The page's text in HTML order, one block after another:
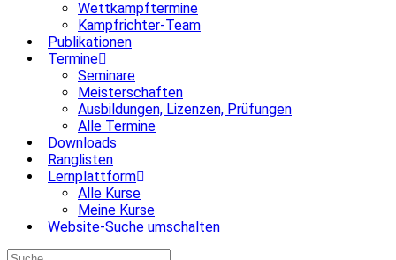
Wettkampftermine
Kampfrichter-Team
Publikationen
Termine
Seminare
Meisterschaften
Ausbildungen, Lizenzen, Prüfungen
Alle Termine
Downloads
Ranglisten
Lernplattform
Alle Kurse
Meine Kurse
Website-Suche umschalten